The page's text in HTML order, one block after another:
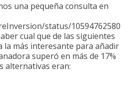
una pequeña consulta en
status/10594762580
cual que de las siguientes
la más interesante para añadir
superó en más de 17%
alternativas eran: